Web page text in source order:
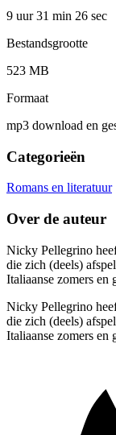
9 uur 31 min 26 sec
Bestandsgrootte
523 MB
Formaat
mp3 download en
Categorieën
Romans en literatuur
Over de auteur
Nicky Pellegrino
die zich (deels)
Italiaanse zomers en
Nicky Pellegrino
die zich (deels)
Italiaanse zomers en